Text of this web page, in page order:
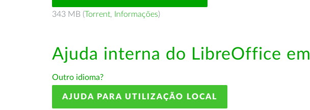
343 MB (Torrent, Informações)
Ajuda interna do LibreOffice em
Outro idioma?
AJUDA PARA UTILIZAÇÃO LOCAL